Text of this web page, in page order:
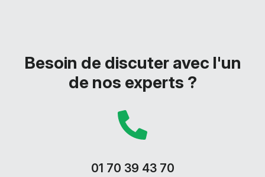
Besoin de discuter avec l'un
de nos experts ?
01 70 39 43 70